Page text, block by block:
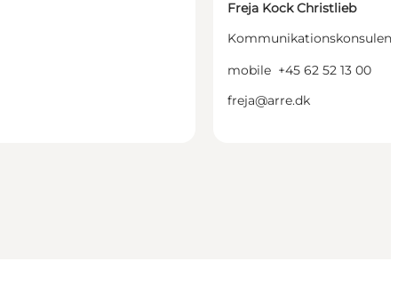
Freja Kock Christlieb
Kommunikationskonsulent
mobile +45 62 52 13 00
freja@arre.dk